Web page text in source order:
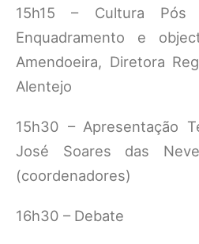
15h15 – Cultura Pós
Enquadramento e
Amendoeira, Diretora
Alentejo
15h30 – Apresentação
José Soares das
(coordenadores)
16h30 – Debate